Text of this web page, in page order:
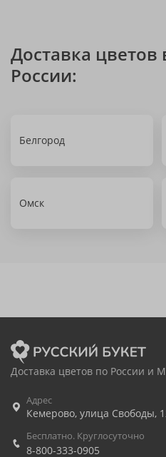
Доставка
России:
Белгород
Омск
Доставка цветов по России и
Адрес
Кемерово, улица Свободы,
Бесплатно. Круглосуточно
8-800-333-0905